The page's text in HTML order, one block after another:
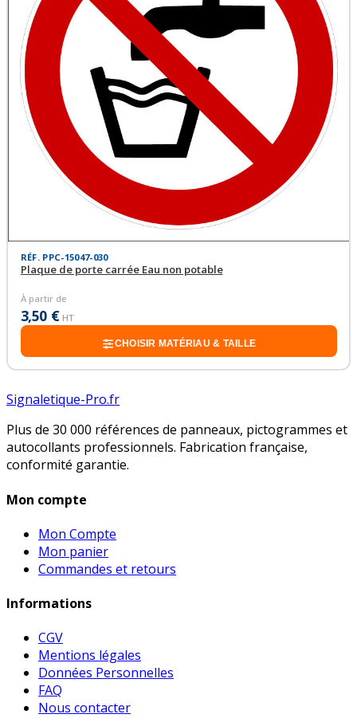
RÉF. PPC-15047-030
Plaque de porte carrée Eau non potable
À partir de
3,50 € HT
CHOISIR MATÉRIAU & TAILLE
Signaletique-Pro.fr
Plus de 30 000 références de panneaux, pictogrammes et
autocollants professionnels. Fabrication française,
conformité garantie.
Mon compte
Mon Compte
Mon panier
Commandes et retours
Informations
CGV
Mentions légales
Données Personnelles
FAQ
Nous contacter